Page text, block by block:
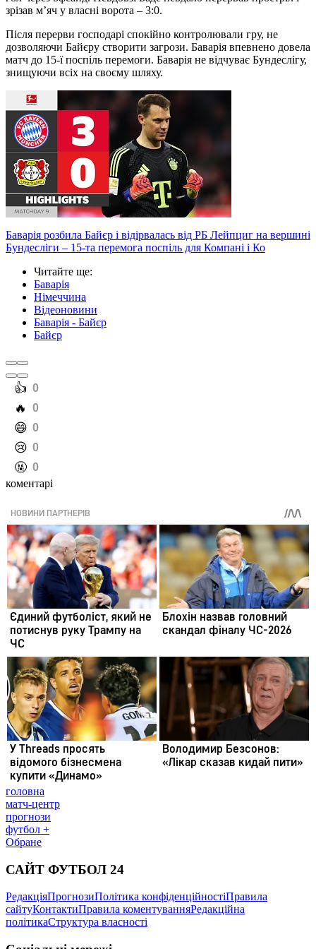
зрізав м’яч у власні ворота – 3:0.
Після перерви господарі спокійно контролювали гру, не
дозволяючи Байєру створити загрози. Баварія впевнено довела
матч до 15-ї поспіль перемоги. Баварія не відчуває Бундеслігу,
знищуючи всіх на своєму шляху.
Баварія розбила Байєр і відірвалась від РБ Лейпциг на вершині
Бундесліги – 15-та перемога поспіль для Компані і Ко
Читайте ще:
Баварія
Німеччина
Відеоновини
Баварія - Байєр
Байєр
️👍 0
️🔥 0
️😄 0
️😢 0
️🤬 0
коментарі
головна
матч-центр
прогнози
футбол +
Обране
САЙТ ФУТБОЛ 24
РедакціяПрогнозиПолітика конфіденційностіПравила
сайтуКонтактиПравила коментуванняРедакційна
політикаСтруктура власності